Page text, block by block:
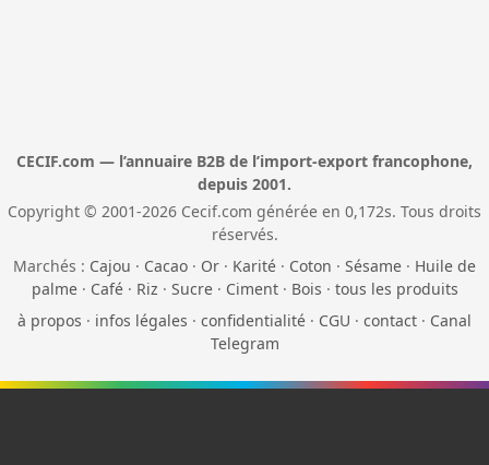
CECIF.com — l’annuaire B2B de l’import-export francophone,
depuis 2001.
Copyright © 2001-2026 Cecif.com générée en 0,172s. Tous droits
réservés.
Marchés : Cajou · Cacao · Or · Karité · Coton · Sésame · Huile de
palme· Café· Riz · Sucre· Ciment· Bois · tous les produits
à propos · infos légales · confidentialité · CGU · contact · Canal
Telegram